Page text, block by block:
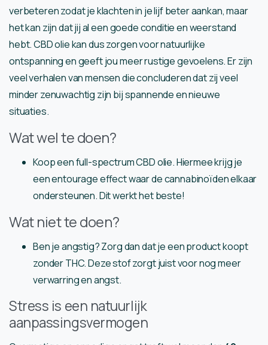
verbeteren zodat je klachten in je lijf beter aankan, maar
het kan zijn dat jij al een goede conditie en weerstand
hebt. CBD olie kan dus zorgen voor natuurlijke
ontspanning en geeft jou meer rustige gevoelens. Er zijn
veel verhalen van mensen die concluderen dat zij veel
minder zenuwachtig zijn bij spannende en nieuwe
situaties.
Wat wel te doen?
Koop een full-spectrum CBD olie. Hiermee krijg je
een entourage effect waar de cannabinoïden elkaar
ondersteunen. Dit werkt het beste!
Wat niet te doen?
Ben je angstig? Zorg dan dat je een product koopt
zonder THC. Deze stof zorgt juist voor nog meer
verwarring en angst.
Stress is een natuurlijk
aanpassingsvermogen